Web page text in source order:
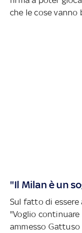
che le cose vanno
"Il Milan è un
Sul fatto di
"Voglio
ammesso